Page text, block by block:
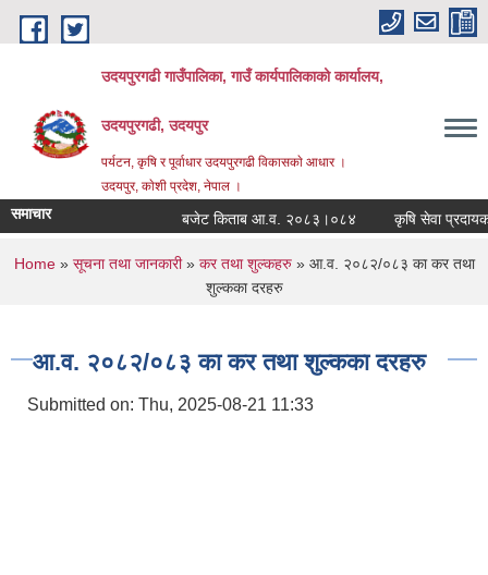
Skip to main content
उदयपुरगढी गाउँपालिका, गाउँ कार्यपालिकाको कार्यालय,
उदयपुरगढी, उदयपुर
पर्यटन, कृषि र पूर्वाधार उदयपुरगढी विकासकाे आधार ।
उदयपुर, काेशी प्रदेश, नेपाल ।
समाचार बजेट किताब आ.व. २०८३।०८४ कृषि सेवा
You are here
Home» सूचना तथा जानकारी» कर तथा शुल्कहरु» आ.व. २०८२/०८३ का कर तथा
शुल्कका दरहरु
आ.व. २०८२/०८३ का कर तथा शुल्कका दरहरु
Submitted on: Thu, 2025-08-21 11:33